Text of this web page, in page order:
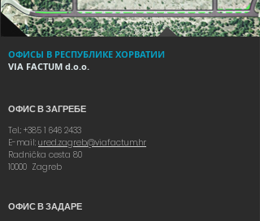
ОФИСЫ В РЕСПУБЛИКЕ ХОРВАТИИ
VIA FACTUM d.o.o.
ОФИС В ЗАГРЕБЕ
Tel.: +385 1 646 2433
E-mail: ured.zagreb@viafactum.hr
Radnička cesta 80
10000 Zagreb
ОФИС В ЗАДАРЕ